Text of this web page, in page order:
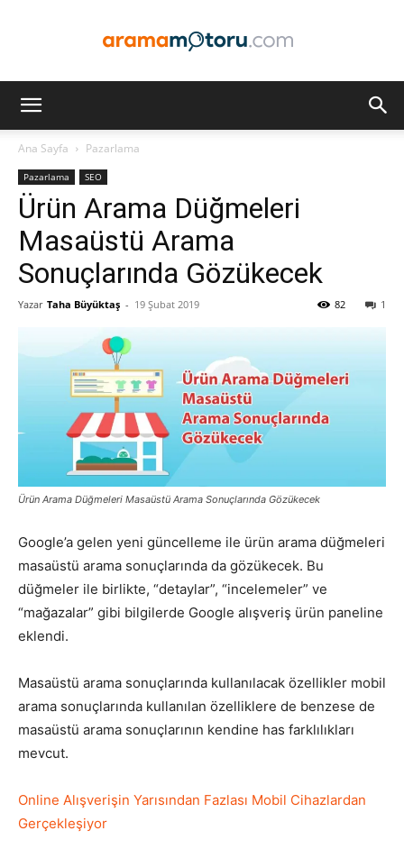
Optimizasyonu
Pazarlaması
SEO,
SEM,
Ana Sayfa Pazarlama
Pazarlama SEO
Ürün Arama Düğmeleri
Masaüstü Arama
Sonuçlarında Gözükecek
Yazar Taha Büyüktaş - 19 Şubat 2019 1
82
Ürün Arama Düğmeleri Masaüstü Arama Sonuçlarında Gözükecek
Google’a gelen yeni güncelleme ile ürün arama düğmeleri
masaüstü arama sonuçlarında da gözükecek. Bu
düğmeler ile birlikte, “detaylar”, “incelemeler” ve
“mağazalar” gibi bilgilerde Google alışveriş ürün paneline
eklendi.
Masaüstü arama sonuçlarında kullanılacak özellikler mobil
arama sonuçlarında kullanılan özelliklere de benzese de
masaüstü arama sonuçlarının kendine has farklılıkları
mevcut.
Online Alışverişin Yarısından Fazlası Mobil Cihazlardan
Gerçekleşiyor